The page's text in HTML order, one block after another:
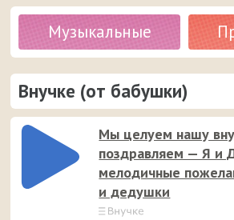
прямо с сайта на мобильный телефон.
Музыкальные
Внучке (от бабушки)
Мы целуем нашу
поздравляем — Я и
мелодичные
и дедушки